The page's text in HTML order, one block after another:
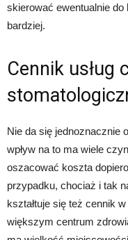
skierować ewentualnie
bardziej.
Cennik usług
Nie da się jednoznacznie
wpływ na to ma wiele
oszacować koszta
przypadku, chociaż i tak
kształtuje się też cennik
większym centrum